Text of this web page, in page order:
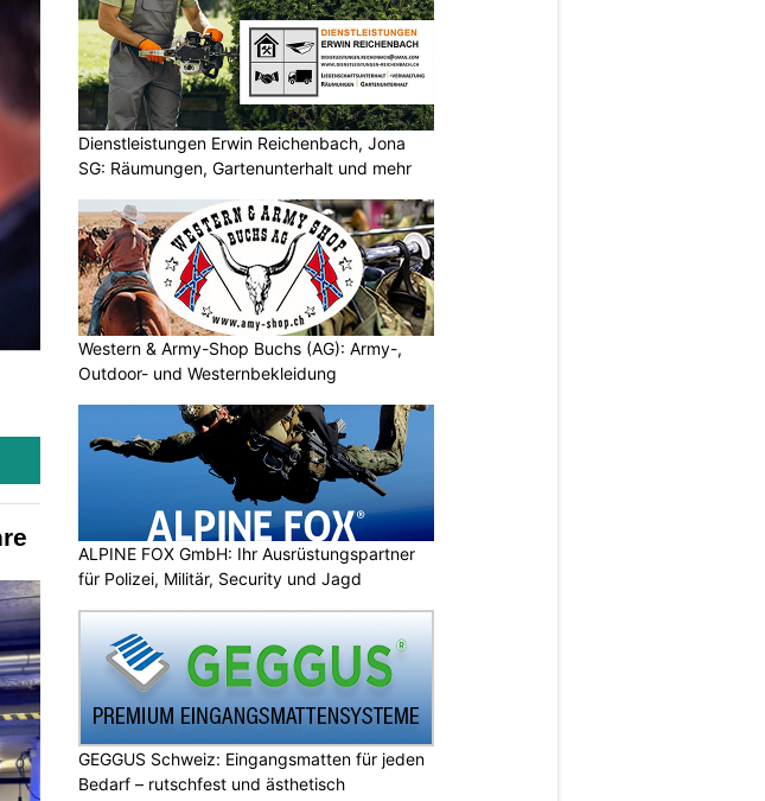
Dienstleistungen Erwin Reichenbach, Jona
SG: Räumungen, Gartenunterhalt und mehr
Western & Army-Shop Buchs (AG): Army-,
Outdoor- und Westernbekleidung
ALPINE FOX GmbH: Ihr Ausrüstungspartner
für Polizei, Militär, Security und Jagd
GEGGUS Schweiz: Eingangsmatten für jeden
Bedarf – rutschfest und ästhetisch